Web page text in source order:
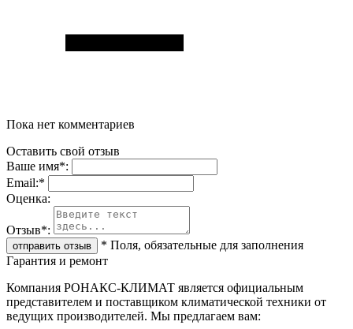
Пока нет комментариев
Оставить свой отзыв
Ваше имя*:
Email:*
Oценка:
Отзыв*:
* Поля, обязательные для заполнения
Гарантия и ремонт
Компания РОНАКС-КЛИМАТ является официальным
представителем и поставщиком климатической техники от
ведущих производителей. Мы предлагаем вам: